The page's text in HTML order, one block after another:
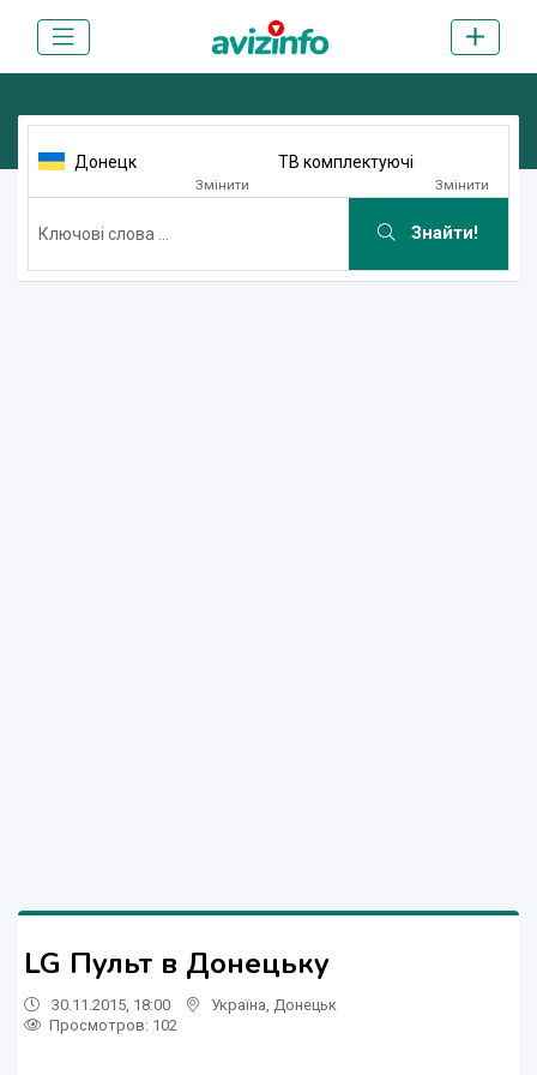
Донецк
Змінити
ТВ комплектуючі
Змінити
Знайти!
LG Пульт в Донецьку
30.11.2015, 18:00 Україна Донецьк
Просмотров: 102